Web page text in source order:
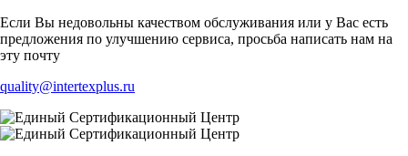
Если Вы недовольны качеством обслуживания или у Вас есть
предложения по улучшению сервиса, просьба написать нам на
эту почту
quality@intertexplus.ru